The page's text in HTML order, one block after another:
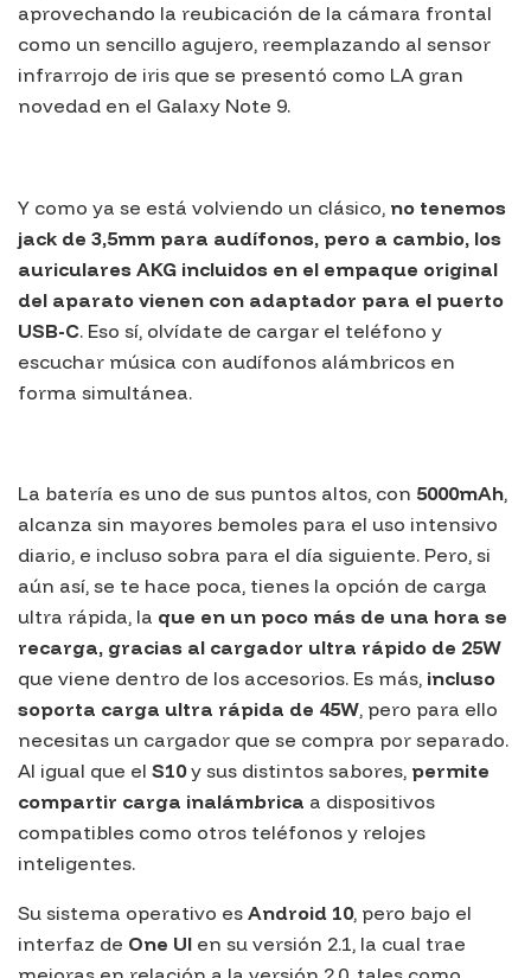
aprovechando la reubicación de la cámara frontal
como un sencillo agujero, reemplazando al sensor
infrarrojo de iris que se presentó como LA gran
novedad en el Galaxy Note 9.
Y como ya se está volviendo un clásico, no tenemos
jack de 3,5mm para audífonos, pero a cambio, los
auriculares AKG incluidos en el empaque original
del aparato vienen con adaptador para el puerto
USB-C. Eso sí, olvídate de cargar el teléfono y
escuchar música con audífonos alámbricos en
forma simultánea.
La batería es uno de sus puntos altos, con 5000mAh,
alcanza sin mayores bemoles para el uso intensivo
diario, e incluso sobra para el día siguiente. Pero, si
aún así, se te hace poca, tienes la opción de carga
ultra rápida, la que en un poco más de una hora se
recarga, gracias al cargador ultra rápido de 25W
que viene dentro de los accesorios. Es más, incluso
soporta carga ultra rápida de 45W, pero para ello
necesitas un cargador que se compra por separado.
Al igual que el S10 y sus distintos sabores, permite
compartir carga inalámbrica a dispositivos
compatibles como otros teléfonos y relojes
inteligentes.
Su sistema operativo es Android 10, pero bajo el
interfaz de One UI en su versión 2.1, la cual trae